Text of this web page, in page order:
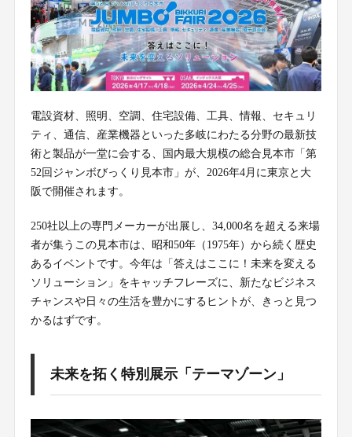
電設資材、照明、空調、住宅設備、工具、情報、セキュリ
ティ、通信、産業機器といった多岐にわたる分野の最新技
術と製品が一堂に会する、国内最大規模の総合見本市「第
52回ジャンボびっくり見本市」が、2026年4月に東京と大
阪で開催されます。
250社以上の専門メーカーが出展し、34,000名を超える来場
者が集うこの見本市は、昭和50年（1975年）から続く歴史
あるイベントです。今年は「答えはここに！未来を変える
ソリューション」をキャッチフレーズに、新たなビジネス
チャンスや日々の生活を豊かにするヒントが、きっと見つ
かるはずです。
未来を拓く特別展示「テーマゾーン」